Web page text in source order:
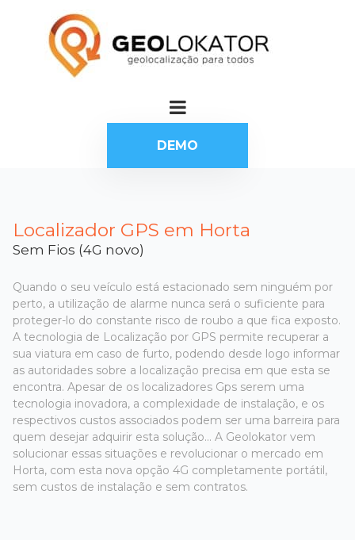
DEMO
Localizador GPS em Horta
Sem Fios (4G novo)
Quando o seu veículo está estacionado sem ninguém por
perto, a utilização de alarme nunca será o suficiente para
proteger-lo do constante risco de roubo a que fica exposto.
A tecnologia de Localização por GPS permite recuperar a
sua viatura em caso de furto, podendo desde logo informar
as autoridades sobre a localização precisa em que esta se
encontra. Apesar de os localizadores Gps serem uma
tecnologia inovadora, a complexidade de instalação, e os
respectivos custos associados podem ser uma barreira para
quem desejar adquirir esta solução... A Geolokator vem
solucionar essas situações e revolucionar o mercado em
Horta, com esta nova opção 4G completamente portátil,
sem custos de instalação e sem contratos.